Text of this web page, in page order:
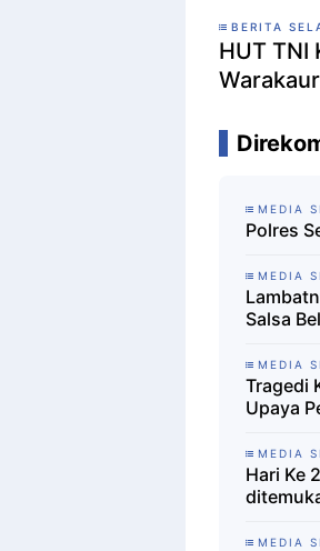
BERITA
HUT TNI
MEDIA
Polres
MEDIA
Salsa
MEDIA
Tragedi
Upaya
MEDIA
Hari Ke
MEDIA